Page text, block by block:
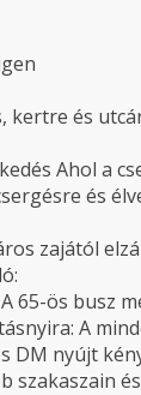
kertre és
Ahol a
és
zajától
65-ös busz
A
DM nyújt
szakaszain